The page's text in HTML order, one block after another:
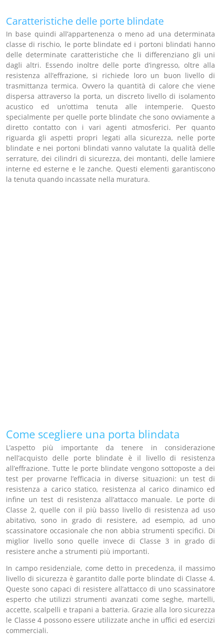
Caratteristiche delle porte blindate
In base quindi all’appartenenza o meno ad una determinata
classe di rischio, le porte blindate ed i portoni blindati hanno
delle determinate caratteristiche che li differenziano gli uni
dagli altri. Essendo inoltre delle porte d’ingresso, oltre alla
resistenza all’effrazione, si richiede loro un buon livello di
trasmittanza termica. Ovvero la quantità di calore che viene
dispersa attraverso la porta, un discreto livello di isolamento
acustico ed un’ottima tenuta alle intemperie. Questo
specialmente per quelle porte blindate che sono ovviamente a
diretto contatto con i vari agenti atmosferici. Per quanto
riguarda gli aspetti propri legati alla sicurezza, nelle porte
blindate e nei portoni blindati vanno valutate la qualità delle
serrature, dei cilindri di sicurezza, dei montanti, delle lamiere
interne ed esterne e le zanche. Questi elementi garantiscono
la tenuta quando incassate nella muratura.
Come scegliere una porta blindata
L’aspetto più importante da tenere in considerazione
nell’acquisto delle porte blindate è il livello di resistenza
all’effrazione. Tutte le porte blindate vengono sottoposte a dei
test per provarne l’efficacia in diverse situazioni: un test di
resistenza a carico statico, resistenza al carico dinamico ed
infine un test di resistenza all’attacco manuale. Le porte di
Classe 2, quelle con il più basso livello di resistenza ad uso
abitativo, sono in grado di resistere, ad esempio, ad uno
scassinatore occasionale che non abbia strumenti specifici. Di
miglior livello sono quelle invece di Classe 3 in grado di
resistere anche a strumenti più importanti.
In campo residenziale, come detto in precedenza, il massimo
livello di sicurezza è garantito dalle porte blindate di Classe 4.
Queste sono capaci di resistere all’attacco di uno scassinatore
esperto che utilizzi strumenti avanzati come seghe, martelli,
accette, scalpelli e trapani a batteria. Grazie alla loro sicurezza
le Classe 4 possono essere utilizzate anche in uffici ed esercizi
commerciali.